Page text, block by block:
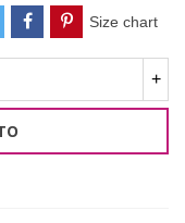
Size chart
+